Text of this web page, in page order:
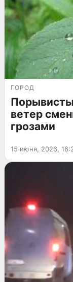
ГОРОД
ветер
грозами
15 июня, 2026,